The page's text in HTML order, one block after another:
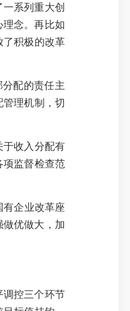
一系列重大创
理念。再比如
了积极的改革
配的责任主
管理机制，切
于收入分配有
项监督检查范
有企业改革座
做优做大，加
调控三个环节